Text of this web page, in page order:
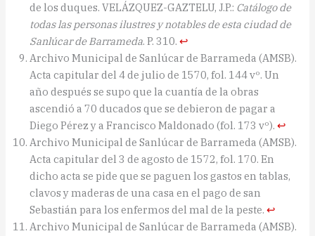
de los duques. VELÁZQUEZ-GAZTELU, J.P.: Catálogo de
todas las personas ilustres y notables de esta ciudad de
Sanlúcar de Barrameda. P. 310.↩︎
Archivo Municipal de Sanlúcar de Barrameda (AMSB).
Acta capitular del 4 de julio de 1570, fol. 144 vº. Un
año después se supo que la cuantía de la obras
ascendió a 70 ducados que se debieron de pagar a
Diego Pérez y a Francisco Maldonado (fol. 173 vº). ↩︎
Archivo Municipal de Sanlúcar de Barrameda (AMSB).
Acta capitular del 3 de agosto de 1572, fol. 170. En
dicho acta se pide que se paguen los gastos en tablas,
clavos y maderas de una casa en el pago de san
Sebastián para los enfermos del mal de la peste. ↩︎
Archivo Municipal de Sanlúcar de Barrameda (AMSB).